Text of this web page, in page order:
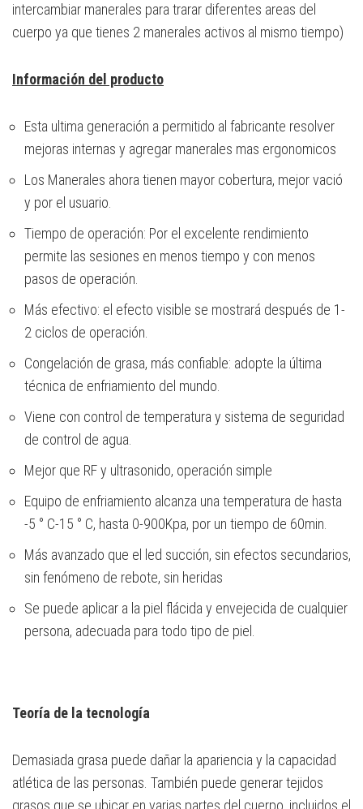
intercambiar manerales para trarar diferentes areas del
cuerpo ya que tienes 2 manerales activos al mismo tiempo)
Información del producto
Esta ultima generación a permitido al fabricante resolver
mejoras internas y agregar manerales mas ergonomicos
Los Manerales ahora tienen mayor cobertura, mejor vació
y por el usuario.
Tiempo de operación: Por el excelente rendimiento
permite las sesiones en menos tiempo y con menos
pasos de operación.
Más efectivo: el efecto visible se mostrará después de 1-
2 ciclos de operación.
Congelación de grasa, más confiable: adopte la última
técnica de enfriamiento del mundo.
Viene con control de temperatura y sistema de seguridad
de control de agua.
Mejor que RF y ultrasonido, operación simple
Equipo de enfriamiento alcanza una temperatura de hasta
-5 ° C-15 ° C, hasta 0-900Kpa, por un tiempo de 60min.
Más avanzado que el led succión, sin efectos secundarios,
sin fenómeno de rebote, sin heridas
Se puede aplicar a la piel flácida y envejecida de cualquier
persona, adecuada para todo tipo de piel.
Teoría de la tecnología
Demasiada grasa puede dañar la apariencia y la capacidad
atlética de las personas. También puede generar tejidos